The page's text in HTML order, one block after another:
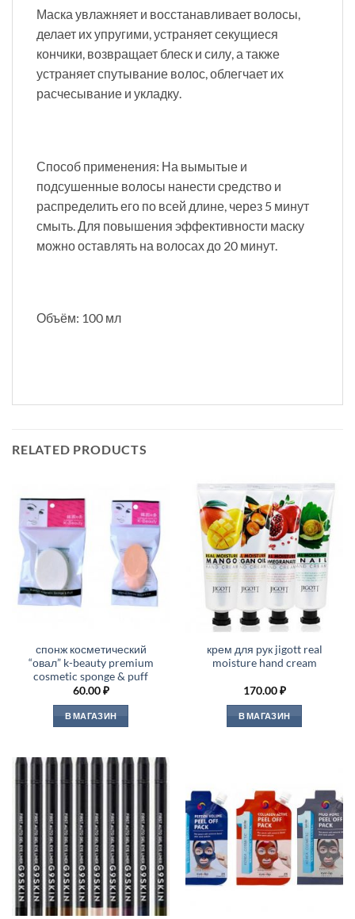
Маска увлажняет и восстанавливает волосы,
делает их упругими, устраняет секущиеся
кончики, возвращает блеск и силу, а также
устраняет спутывание волос, облегчает их
расчесывание и укладку.
Способ применения: На вымытые и
подсушенные волосы нанести средство и
распределить его по всей длине, через 5 минут
смыть. Для повышения эффективности маску
можно оставлять на волосах до 20 минут.
Объём: 100 мл
RELATED PRODUCTS
спонж косметический
“овал” k-beauty premium
cosmetic sponge & puff
60.00₽
В МАГАЗИН
крем для рук jigott real
moisture hand cream
170.00₽
В МАГАЗИН